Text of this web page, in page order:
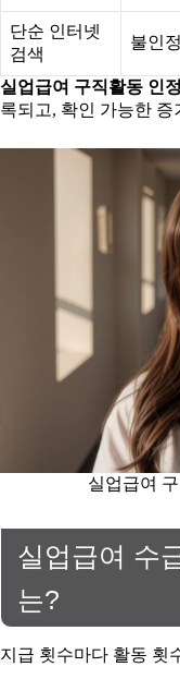
단순 인터넷
검색
불인정
실업급여 구직활동 인정
록되고, 확인 가능한 증
실업급여
실업급여 수
는?
지급 횟수마다 활동 횟